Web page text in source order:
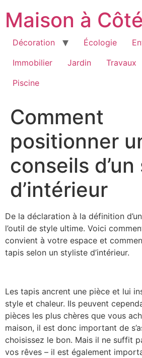
contenu
Maison à Côté
Décoration Écologie
Immobilier
Jardin Travaux
Piscine
Comment
positionner
conseils
d’intérieur
De la déclaration à la définition
l’outil de style ultime. Voici
convient à votre espace et
tapis selon un styliste d’intérieur.
Les tapis ancrent une pièce et lui
style et chaleur. Ils peuvent
pièces les plus chères que vous
maison, il est donc important de
choisissez le bon. Mais il ne suffit
vos rêves – il est également